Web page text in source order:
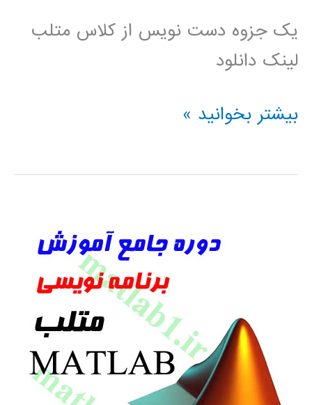
یک جزوه دست نویس از کلاس متلب
لینک دانلود
جزوه
متلب
بیشتر بخوانید »